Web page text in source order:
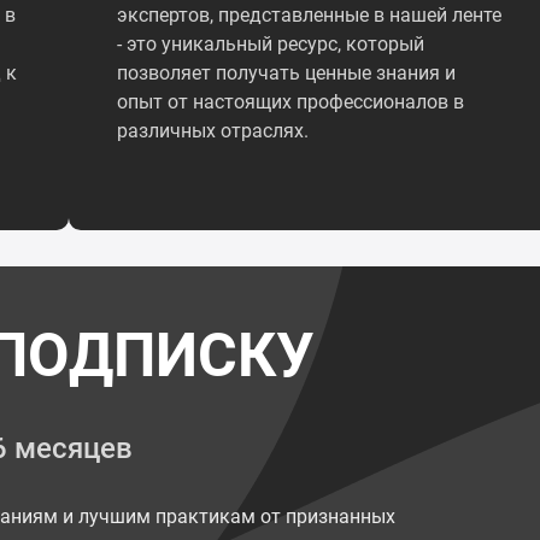
в
к
экспертов, представленные в нашей ленте
- это уникальный ресурс, который
позволяет получать ценные знания и
опыт от настоящих профессионалов в
различных отраслях.
месяцев
и лучшим практикам от признанных